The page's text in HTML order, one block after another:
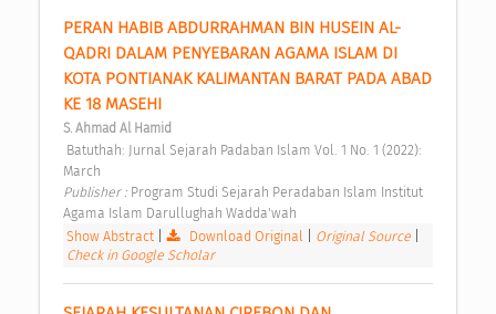
PERAN HABIB ABDURRAHMAN BIN HUSEIN AL-
QADRI DALAM PENYEBARAN AGAMA ISLAM DI
KOTA PONTIANAK KALIMANTAN BARAT PADA ABAD
KE 18 MASEHI
S. Ahmad Al Hamid
March
Publisher : Program Studi Sejarah Peradaban Islam Institut
Agama Islam Darullughah Wadda'wah
Show Abstract| Download Original Original Source
Check in Google Scholar